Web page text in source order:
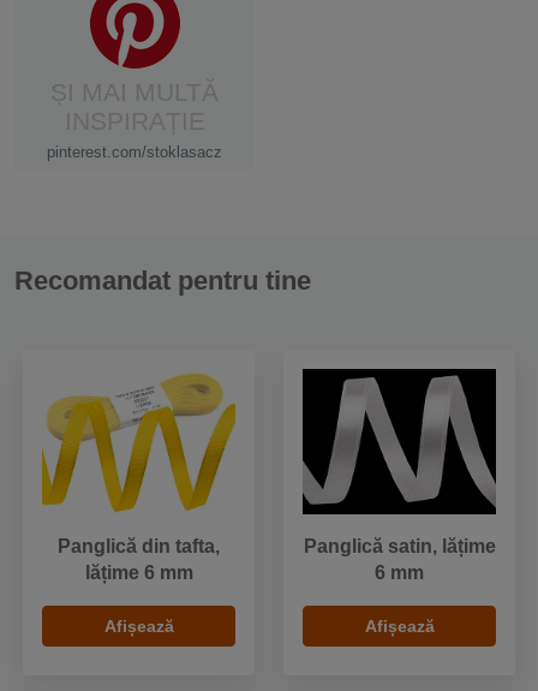
pinterest.com/stoklasacz
Recomandat pentru tine
Panglică din tafta,
lățime 6 mm
Afișează
Panglică satin, lățime
6 mm
Afișează